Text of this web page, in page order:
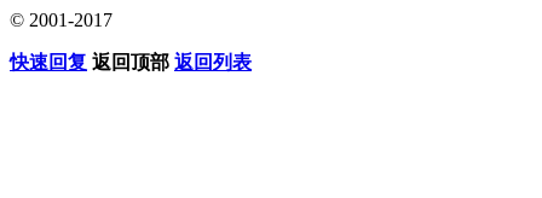
© 2001-2017
快速回复 返回顶部 返回列表